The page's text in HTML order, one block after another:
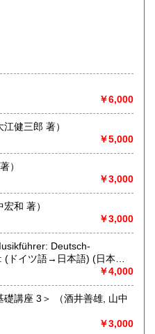
大分県 1,840円
1,840円
、ムックなど）近代文学、
ット/絵はがき（明治、大
紙物は催事出品が中心とな
催事などに出品しているも
切れの場合があります事を
祝日
き、(紙物全般)、古写真、レ
前に多少にかかわらず御相談
￥6,000
＞ 二百年の子供 （大江健三郎 著）
￥5,000
著）
￥3,000
レックス （田中宏和 著）
￥3,000
Deutsch-
ドイツ語→日本語) (日本語
￥4,000
酒井善雄, 山中
￥3,000